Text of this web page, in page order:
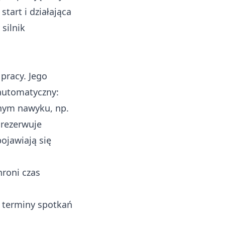
i działająca
silnik
Jego
nawyku, np.
się
czas
spotkań